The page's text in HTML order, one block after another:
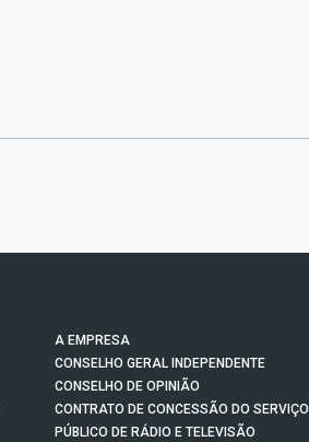
A EMPRESA
CONSELHO GERAL INDEPENDENTE
CONSELHO DE OPINIÃO
CONTRATO DE CONCESSÃO DO SERVIÇO
PÚBLICO DE RÁDIO E TELEVISÃO